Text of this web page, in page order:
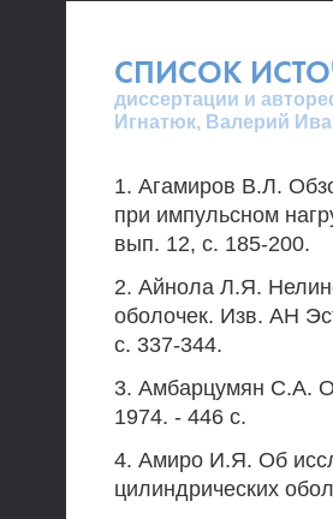
СПИСОК
диссертации и
Игнатюк, Валерий
1. Агамиров В.Л.
при импульсном
вып. 12, с. 185-200.
2. Айнола Л.Я.
оболочек. Изв. АН
с. 337-344.
3. Амбарцумян С.А.
1974. - 446 с.
4. Амиро И.Я. Об
цилиндрических